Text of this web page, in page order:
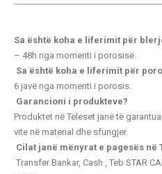
Sa është koha e liferimit për
– 48h nga momenti i porosisë.
Sa është koha e liferimit për
6 javë nga momenti i porosis.
Garancioni i produkteve?
Produktet në Teleset janë të
vite në material dhe sfungjer.
Cilat janë mënyrat e pagesës në
Transfer Bankar, Cash , Teb STAR